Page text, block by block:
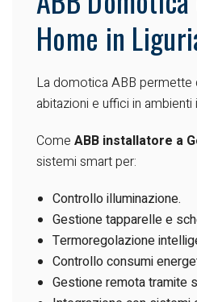
Home in
La domotica ABB permette
abitazioni e uffici in
Come ABB installatore a
sistemi smart per:
Controllo illuminazione.
Gestione tapparelle e
Termoregolazione
Controllo consumi
Gestione remota tramite